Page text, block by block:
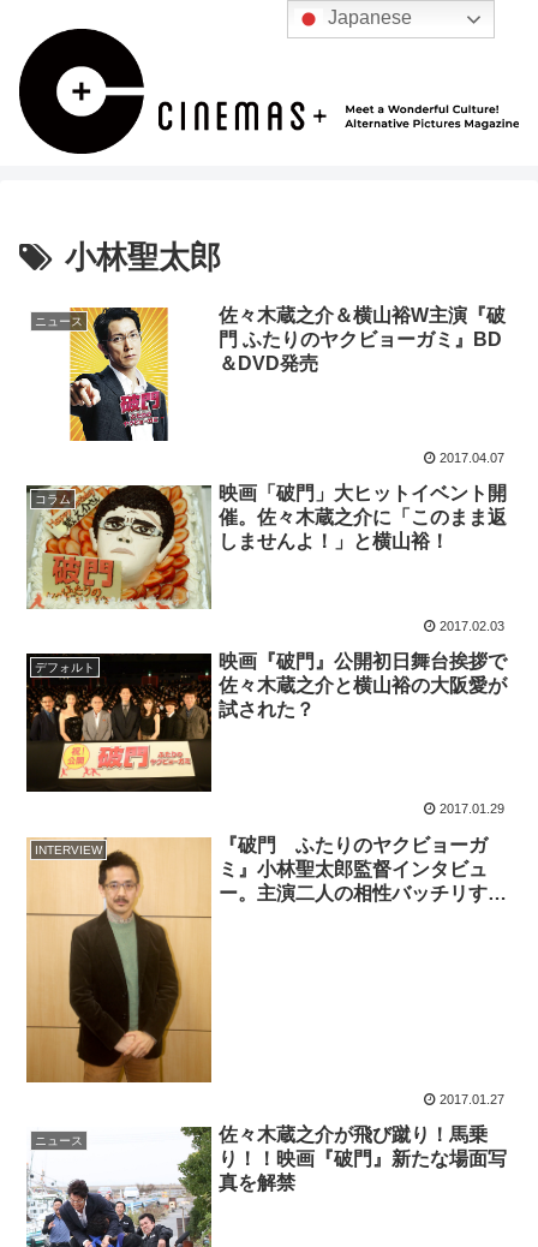
小林聖太郎
ニュース
佐々木蔵之介＆横山裕W主演『破
門 ふたりのヤクビョーガミ』BD
＆DVD発売
2017.04.07
コラム
映画「破門」大ヒットイベント開
催。佐々木蔵之介に「このまま返
しませんよ！」と横山裕！
2017.02.03
デフォルト
映画『破門』公開初日舞台挨拶で
佐々木蔵之介と横山裕の大阪愛が
試された？
2017.01.29
INTERVIEW
『破門 ふたりのヤクビョーガ
ミ』小林聖太郎監督インタビュ
ー。主演二人の相性バッチリす
2017.01.27
ニュース
佐々木蔵之介が飛び蹴り！馬乗
り！！映画『破門』新たな場面写
真を解禁
Japanese